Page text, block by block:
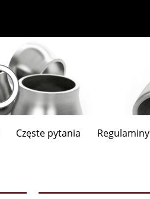
Częste pytania Regulaminy